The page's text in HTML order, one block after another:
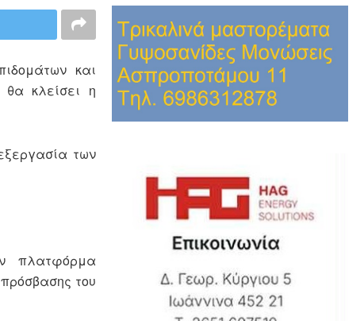
και
κλείσει η
των
πλατφόρμα
του